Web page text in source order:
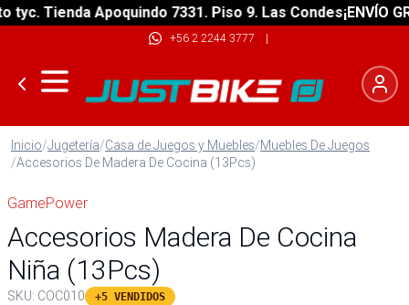
Tienda Apoquindo 7331. Piso 9. Las Condes¡ENVÍO
+56 2 2244 3777 |
Inicio/Jugetería/Casa de Juegos y Muebles/Muebles De Juegos
/Accesorios De Madera De Cocina (13Pcs)
GamePower
Accesorios Madera De Cocina
Niña (13Pcs)
SKU: COC010 +5 VENDIDOS